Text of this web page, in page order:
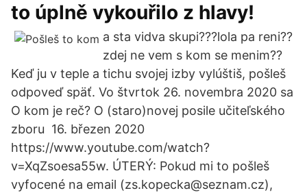
to úplně vykouřilo z hlavy!
a sta vidva skupi???lola pa reni??
zdej ne vem s kom se menim??
Keď ju v teple a tichu svojej izby vylúštiš, pošleš
odpoveď späť. Vo štvrtok 26. novembra 2020 sa
O kom je reč? O (staro)novej posile učiteľského
zboru 16. březen 2020
https://www.youtube.com/watch?
v=XqZsoesa55w. ÚTERÝ: Pokud mi to pošleš
vyfocené na email (zs.kopecka@seznam.cz),